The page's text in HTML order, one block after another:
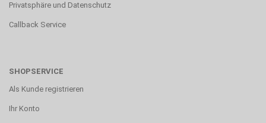
Privatsphäre und Datenschutz
Callback Service
SHOPSERVICE
Als Kunde registrieren
Ihr Konto